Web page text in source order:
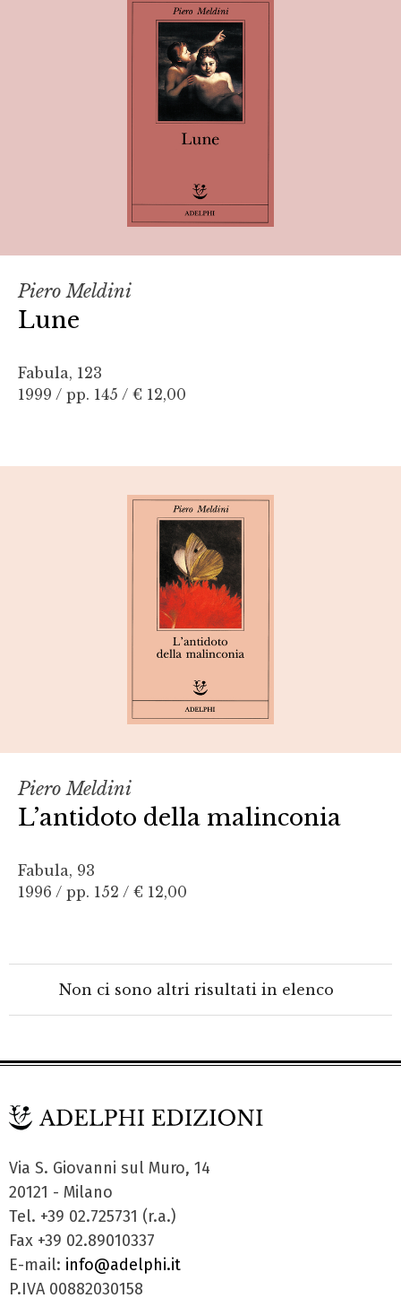
Piero Meldini
Lune
Fabula, 123
1999 / pp. 145 / € 12,00
Piero Meldini
L’antidoto della malinconia
Fabula, 93
1996 / pp. 152 / € 12,00
Non ci sono altri risultati in elenco
Via S. Giovanni sul Muro, 14
20121 - Milano
Tel. +39 02.725731 (r.a.)
Fax +39 02.89010337
E-mail: info@adelphi.it
P.IVA 00882030158